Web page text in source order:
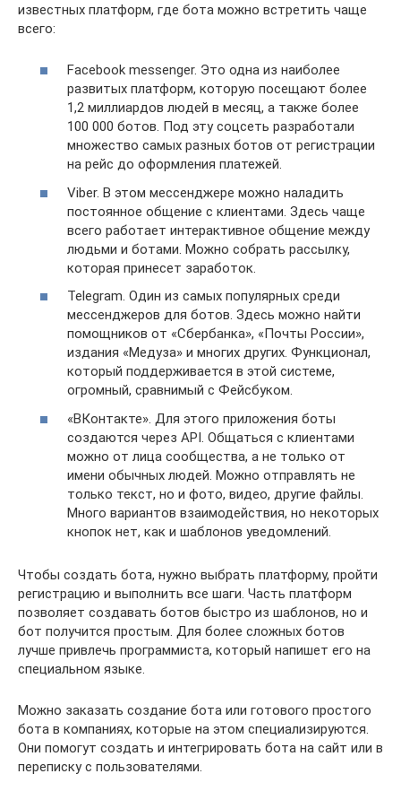
известных платформ, где бота можно встретить чаще
всего:
Facebook messenger. Это одна из наиболее
развитых платформ, которую посещают более
1,2 миллиардов людей в месяц, а также более
100 000 ботов. Под эту соцсеть разработали
множество самых разных ботов от регистрации
на рейс до оформления платежей.
Viber. В этом мессенджере можно наладить
постоянное общение с клиентами. Здесь чаще
всего работает интерактивное общение между
людьми и ботами. Можно собрать рассылку,
которая принесет заработок.
Telegram. Один из самых популярных среди
мессенджеров для ботов. Здесь можно найти
помощников от «Сбербанка», «Почты России»,
издания «Медуза» и многих других. Функционал,
который поддерживается в этой системе,
огромный, сравнимый с Фейсбуком.
«ВКонтакте». Для этого приложения боты
создаются через API. Общаться с клиентами
можно от лица сообщества, а не только от
имени обычных людей. Можно отправлять не
только текст, но и фото, видео, другие файлы.
Много вариантов взаимодействия, но некоторых
кнопок нет, как и шаблонов уведомлений.
Чтобы создать бота, нужно выбрать платформу, пройти
регистрацию и выполнить все шаги. Часть платформ
позволяет создавать ботов быстро из шаблонов, но и
бот получится простым. Для более сложных ботов
лучше привлечь программиста, который напишет его на
специальном языке.
Можно заказать создание бота или готового простого
бота в компаниях, которые на этом специализируются.
Они помогут создать и интегрировать бота на сайт или в
переписку с пользователями.